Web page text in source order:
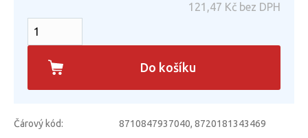
121,47 Kč bez DPH
Do košíku
Čárový kód: 8710847937040, 8720181343469